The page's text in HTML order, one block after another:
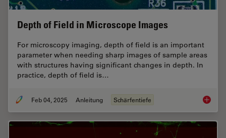
Depth of Field in Microscope Images
For microscopy imaging, depth of field is an important
parameter when needing sharp images of sample areas
with structures having significant changes in depth. In
practice, depth of field is…
Feb 04, 2025 Anleitung Schärfentiefe Depth